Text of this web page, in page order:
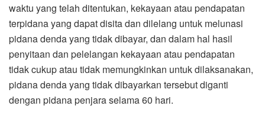
waktu yang telah ditentukan, kekayaan atau pendapatan
terpidana yang dapat disita dan dilelang untuk melunasi
pidana denda yang tidak dibayar, dan dalam hal hasil
penyitaan dan pelelangan kekayaan atau pendapatan
tidak cukup atau tidak memungkinkan untuk dilaksanakan,
pidana denda yang tidak dibayarkan tersebut diganti
dengan pidana penjara selama 60 hari.